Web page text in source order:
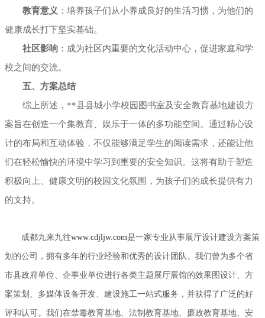
教育意义 ：培养孩子们从小养成良好的生活习惯，为他们的
健康成长打下坚实基础。
社区影响 ：成为社区内重要的文化活动中心，促进家庭和学
校之间的交流。
五、方案总结
综上所述，**县县城小学校园图书室及安全教育基地建设方
案旨在创造一个集教育、娱乐于一体的多功能空间。通过精心设
计的布局和互动体验，不仅能够满足学生的阅读需求，还能让他
们在轻松愉快的环境中学习到重要的安全知识。这将有助于塑造
积极向上、健康文明的校园文化氛围，为孩子们的成长提供有力
的支持。
成都九来九往www.cdjljw.com是一家专业从事展厅设计建设方案策
划的公司，拥有多年的行业经验和优秀的设计团队。我们曾为多个省
市县政府单位、企事业单位进行各类主题展厅展馆的效果图设计、方
案策划、多媒体设备开发、建设施工一站式服务，并获得了广泛的好
评和认可。我们在禁毒教育基地、法制教育基地、廉政教育基地、安